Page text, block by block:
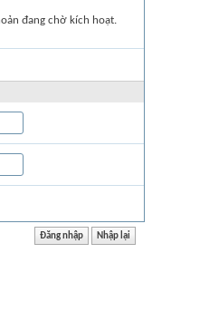
đang chờ kích hoạt.